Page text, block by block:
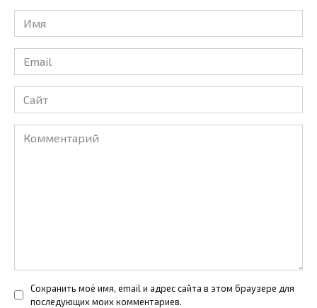
Имя
*
Email
*
Сайт
Комментарий
Сохранить моё имя, email и адрес сайта в этом браузере для
последующих моих комментариев.